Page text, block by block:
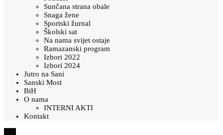
Sunčana strana obale
Snaga žene
Sportski žurnal
Školski sat
Na nama svijet ostaje
Ramazanski program
Izbori 2022
Izbori 2024
Jutro na Sani
Sanski Most
BiH
O nama
INTERNI AKTI
Kontakt